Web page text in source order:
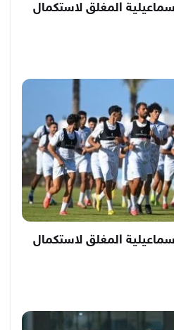
المغلق لاستكمال
المغلق لاستكمال